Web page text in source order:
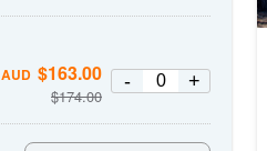
AUD $163.00
$174.00
- +